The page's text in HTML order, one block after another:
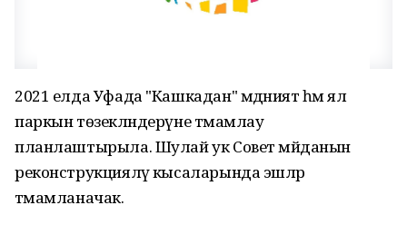
2021 елда Уфада "Кашкадан" мәдәният һәм ял
паркын төзекләндерүне тәмамлау
планлаштырыла. Шулай ук Совет мәйданын
реконструкцияләү кысаларында эшләр
тәмамланачак.